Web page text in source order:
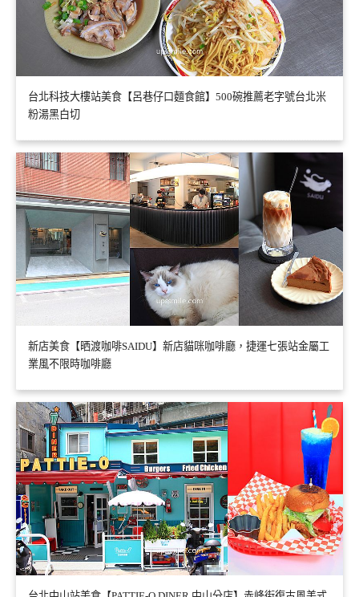
台北科技大樓站美食【呂巷仔口麵食館】500碗推薦老字號台北米
粉湯黑白切
新店美食【晒渡咖啡SAIDU】新店貓咪咖啡廳，捷運七張站金屬工
業風不限時咖啡廳